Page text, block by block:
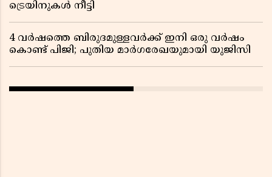
ട്രെയിനുകൾ നീട്ടി
4 വർഷത്തെ ബിരുദമുള്ളവർക്ക് ഇനി ഒരു വർഷം
കൊണ്ട് പിജി; പുതിയ മാർഗരേഖയുമായി യുജിസി